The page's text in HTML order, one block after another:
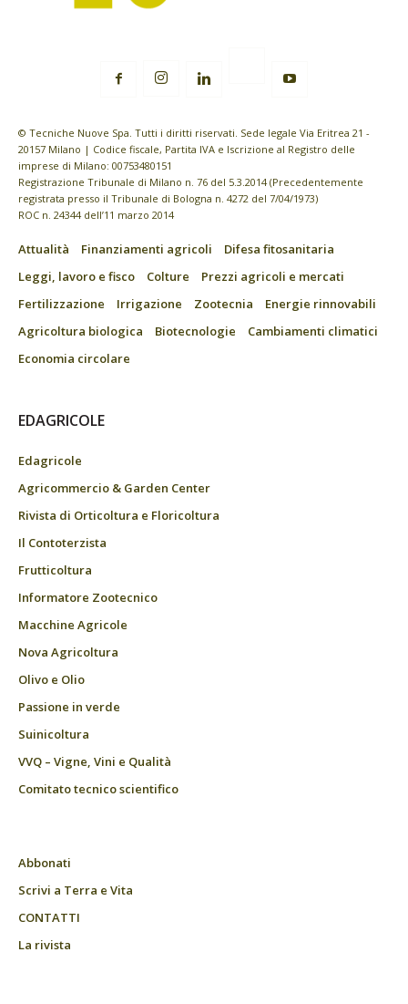
© Tecniche Nuove Spa. Tutti i diritti riservati. Sede legale Via Eritrea 21 -
20157 Milano | Codice fiscale, Partita IVA e Iscrizione al Registro delle
imprese di Milano: 00753480151
Registrazione Tribunale di Milano n. 76 del 5.3.2014 (Precedentemente
registrata presso il Tribunale di Bologna n. 4272 del 7/04/1973)
ROC n. 24344 dell’11 marzo 2014
Attualità Finanziamenti agricoli
Difesa fitosanitaria
Leggi, lavoro e fisco
Colture
Prezzi agricoli e mercati
Fertilizzazione
Irrigazione Zootecnia
Energie rinnovabili
Agricoltura biologica
Biotecnologie
Cambiamenti climatici
Economia circolare
EDAGRICOLE
Edagricole
Agricommercio & Garden Center
Rivista di Orticoltura e Floricoltura
Il Contoterzista
Frutticoltura
Informatore Zootecnico
Macchine Agricole
Nova Agricoltura
Olivo e Olio
Passione in verde
Suinicoltura
VVQ – Vigne, Vini e Qualità
Comitato tecnico scientifico
Abbonati
Scrivi a Terra e Vita
CONTATTI
La rivista